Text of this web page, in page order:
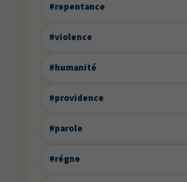
#repentance
#violence
#humanité
#providence
#parole
#régne